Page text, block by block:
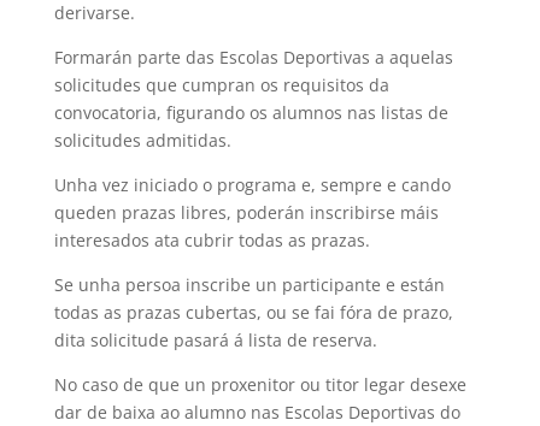
derivarse.
Formarán parte das Escolas Deportivas a aquelas
solicitudes que cumpran os requisitos da
convocatoria, figurando os alumnos nas listas de
solicitudes admitidas.
Unha vez iniciado o programa e, sempre e cando
queden prazas libres, poderán inscribirse máis
interesados ata cubrir todas as prazas.
Se unha persoa inscribe un participante e están
todas as prazas cubertas, ou se fai fóra de prazo,
dita solicitude pasará á lista de reserva.
No caso de que un proxenitor ou titor legar desexe
dar de baixa ao alumno nas Escolas Deportivas do